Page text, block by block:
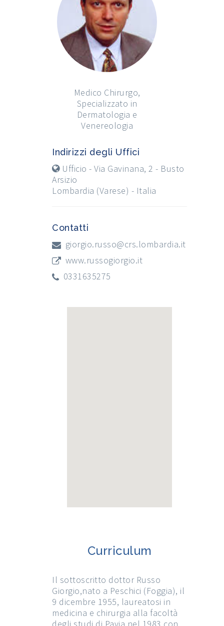
Medico Chirurgo,
Specializzato in
Dermatologia e
Venereologia
Indirizzi degli Uffici
Ufficio - Via Gavinana, 2 - Busto
Arsizio
Lombardia (Varese) - Italia
Contatti
giorgio.russo@crs.lombardia.it
www.russogiorgio.it
0331635275
Curriculum
Il sottoscritto dottor Russo
Giorgio,nato a Peschici (Foggia), il
9 dicembre 1955, laureatosi in
medicina e chirurgia alla facoltà